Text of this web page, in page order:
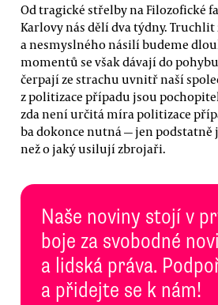
Od tragické střelby na Filozofické
Karlovy nás dělí dva týdny.
a nesmyslného násilí budeme
momentů se však dávají do
čerpají ze strachu uvnitř naší
z politizace případu jsou
zda není určitá míra politizace
ba dokonce nutná — jen podstatně
než o jaký usilují zbrojaři.
Naše noviny stojí v
boje za svobodné
a lidská práva.
a přidejte se k nám!